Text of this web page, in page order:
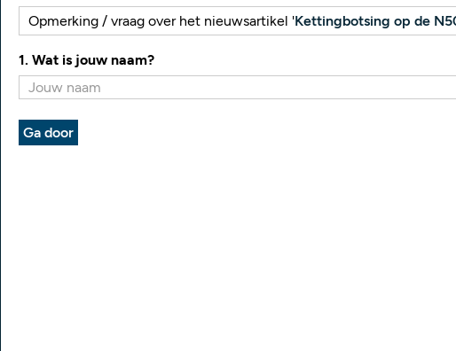
Opmerking / vraag over het nieuwsartikel 'Kettingbotsing op de
1. Wat is jouw naam?
Ga door